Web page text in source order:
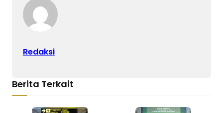
Redaksi
Berita Terkait